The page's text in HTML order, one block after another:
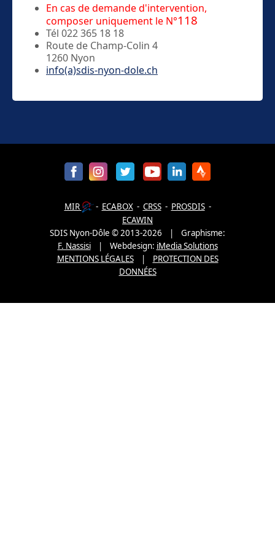
En cas de demande d'intervention,
composer uniquement le N°118
Tél 022 365 18 18
Route de Champ-Colin 4
1260 Nyon
info(a)sdis-nyon-dole.ch
MIR - ECABOX- CRSS- PROSDIS-
ECAWIN
SDIS Nyon-Dôle ©2013-2026 | Graphisme:
F. Nassisi
| Webdesign: iMedia Solutions
MENTIONS LÉGALES| PROTECTION DES
DONNÉES